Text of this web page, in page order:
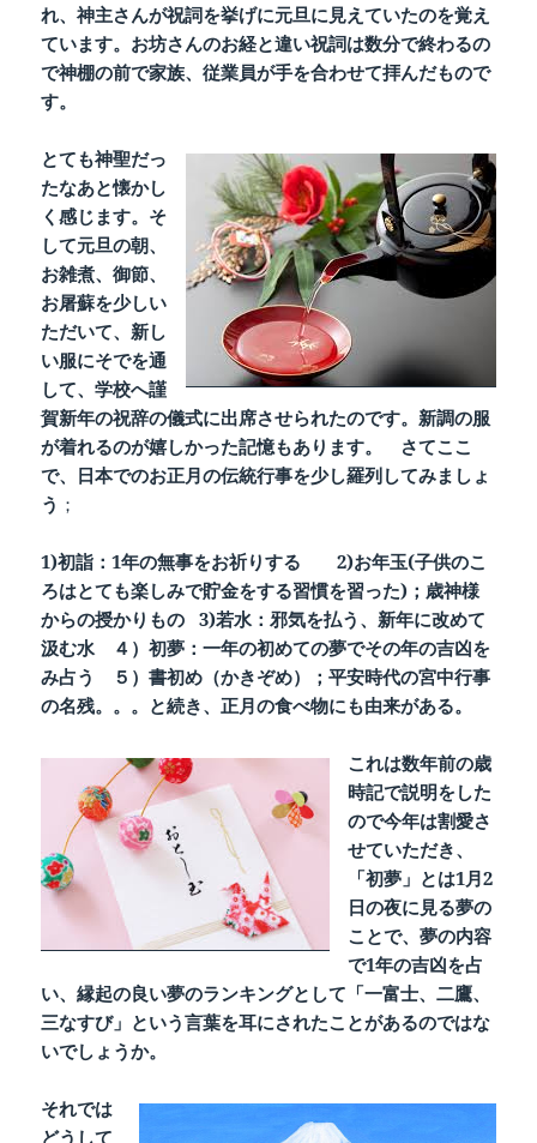
れ、神主さんが祝詞を挙げに元旦に見えていたのを覚え
ています。お坊さんのお経と違い祝詞は数分で終わるの
で神棚の前で家族、従業員が手を合わせて拝んだもので
す。
とても神聖だっ
たなあと懐かし
く感じます。そ
して元旦の朝、
お雑煮、御節、
お屠蘇を少しい
ただいて、新し
い服にそでを通
して、学校へ謹
賀新年の祝辞の儀式に出席させられたのです。新調の服
が着れるのが嬉しかった記憶もあります。 さてここ
で、日本でのお正月の伝統行事を少し羅列してみましょ
う ；
1)初詣：1年の無事をお祈りする 2)お年玉(子供のこ
ろはとても楽しみで貯金をする習慣を習った)；歳神様
からの授かりもの 3)若水：邪気を払う、新年に改めて
汲む水 ４）初夢：一年の初めての夢でその年の吉凶を
み占う ５）書初め（かきぞめ）；平安時代の宮中行事
の名残。。。と続き、正月の食べ物にも由来がある。
これは数年前の歳
時記で説明をした
ので今年は割愛さ
せていただき、
「初夢」とは1月2
日の夜に見る夢の
ことで、夢の内容
で1年の吉凶を占
い、縁起の良い夢のランキングとして「一富士、二鷹、
三なすび」という言葉を耳にされたことがあるのではな
いでしょうか。
それでは
どうして